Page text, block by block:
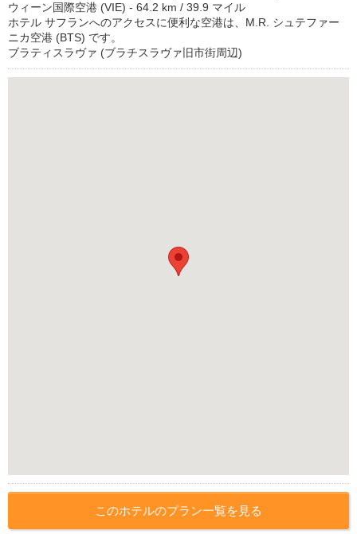
ウィーン国際空港 (VIE) - 64.2 km / 39.9 マイル
ホテル サフランへのアクセスに便利な空港は、M.R. シュテファー
ニカ空港 (BTS) です。
ブラティスラヴァ (ブラチスラヴァ旧市街周辺)
このホテルのプラン一覧を見る